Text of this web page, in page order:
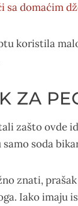
koristila
ZA
zašto ovde
soda
znati,
Iako imaju